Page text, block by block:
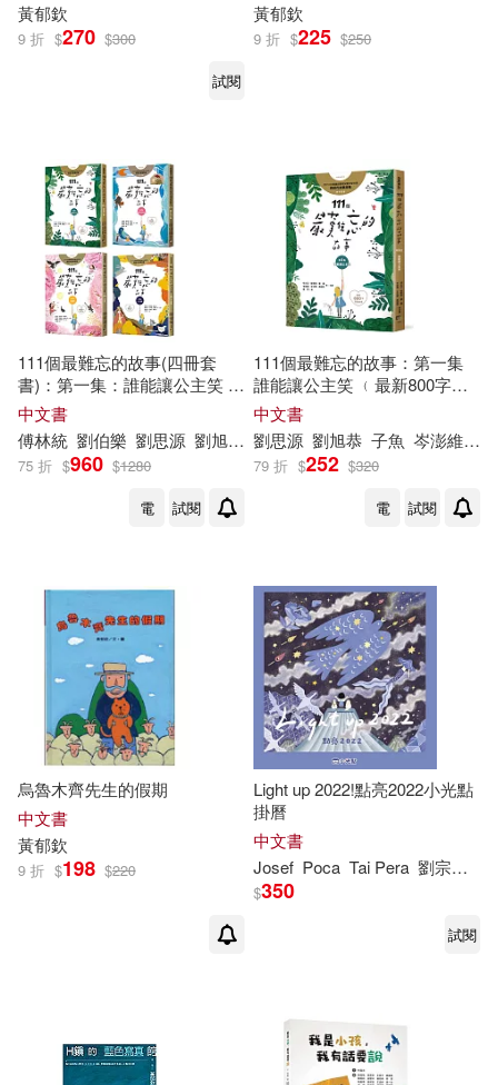
黃郁欽
9 折 $270 $300
試閱
黃郁欽
9 折 $225 $250
111個最難忘的故事(四冊套
書)：第一集：誰能讓公主笑 第
二集：田能久與大蛇精 第三
集：小獵犬 第四集：十二扇窗
﹙最新800字短篇故事﹚ 四十
位臺灣兒童文學作家 跨世代故
中文書
傅林統 劉伯樂 劉思源 劉旭恭 子魚 岑澎維 廖炳焜 施養慧 曹
75 折 $960 $1280
電
試閱
111個最難忘的故事：第一集
誰能讓公主笑 ﹙最新800字短
篇故事﹚ 四十位臺灣兒童文學
作家 跨世代故事採集 聯手鉅獻
中文書
劉思源 劉旭恭 子魚 岑澎維 廖
79 折 $252 $320
電
試閱
烏魯木齊先生的假期
中文書
黃郁欽
9 折 $198 $220
Light up 2022!點亮2022小光點
掛曆
中文書
Josef Poca Tai Pera 劉宗瑀(小劉醫師)
$350
試閱